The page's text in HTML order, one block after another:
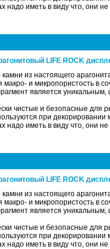
надо иметь в виду что, они
LIFE ROCK
камни из настоящего
и микропористость в
является уникальным,
чистые и безопасные для
при
надо иметь в виду что, они
LIFE ROCK
камни из настоящего
и микропористость в
является уникальным,
чистые и безопасные для
при
надо иметь в виду что, они